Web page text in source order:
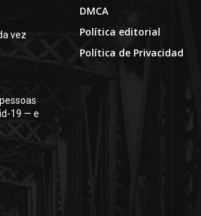
vez
19 — e
DMCA
Política editorial
Política de Privacidad